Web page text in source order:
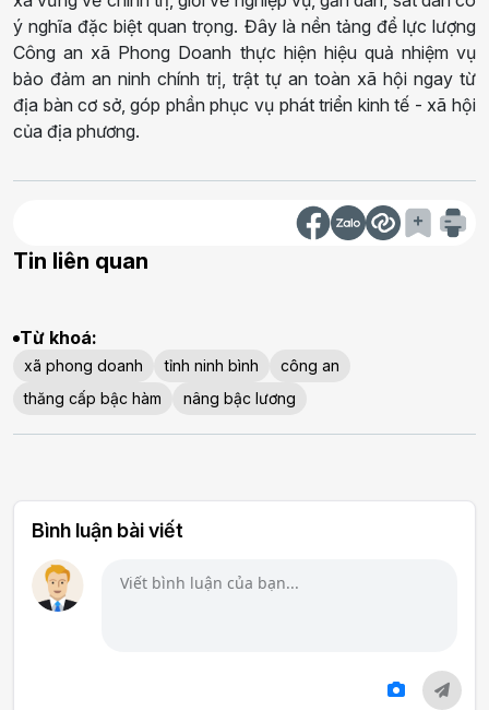
ý nghĩa đặc biệt quan trọng. Đây là nền tảng để lực lượng
Công an xã Phong Doanh thực hiện hiệu quả nhiệm vụ
bảo đảm an ninh chính trị, trật tự an toàn xã hội ngay từ
địa bàn cơ sở, góp phần phục vụ phát triển kinh tế - xã hội
của địa phương.
Tin liên quan
Từ khoá:
xã phong doanh tỉnh ninh bình
công an
thăng cấp bậc hàm
nâng bậc lương
Bình luận bài viết